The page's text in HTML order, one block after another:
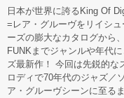
日本が世界に誇るKing Of
=レア・グルーヴをリイシュ
ーズの膨大なカタログから
FUNKまでジャンルや年代
ズ最新作！ 今回は先鋭的な
ロディで70年代のジャズ／
ア・グルーヴシーンに至る